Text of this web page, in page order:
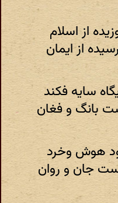
از اسلام
از ایمان
سایه فکند
بانگ و فغان
هوش وخرد
جان و روان